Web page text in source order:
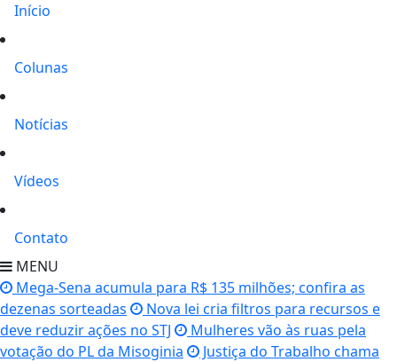
Início
Colunas
Notícias
Vídeos
Contato
MENU
Mega-Sena acumula para R$ 135 milhões; confira as
dezenas sorteadas
Nova lei cria filtros para recursos e
deve reduzir ações no STJ
Mulheres vão às ruas pela
votação do PL da Misoginia
Justiça do Trabalho chama